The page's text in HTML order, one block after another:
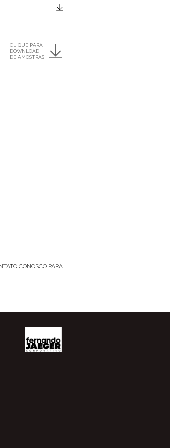
CLIQUE PARA
DOWNLOAD
DE AMOSTRAS
CONOSCO PARA